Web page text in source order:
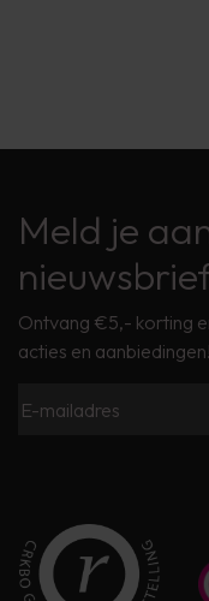
Meld je
Ontvang €5,- korting
acties en aanbiedingen!